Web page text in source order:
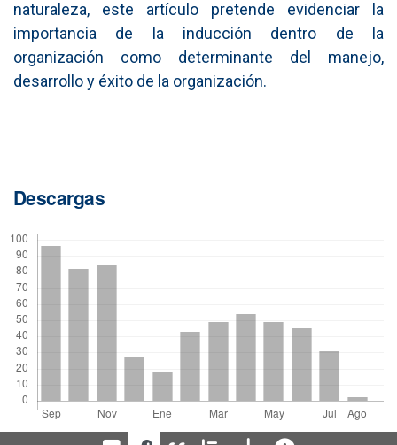
naturaleza, este artículo pretende evidenciar la
importancia de la inducción dentro de la
organización como determinante del manejo,
desarrollo y éxito de la organización.
Descargas